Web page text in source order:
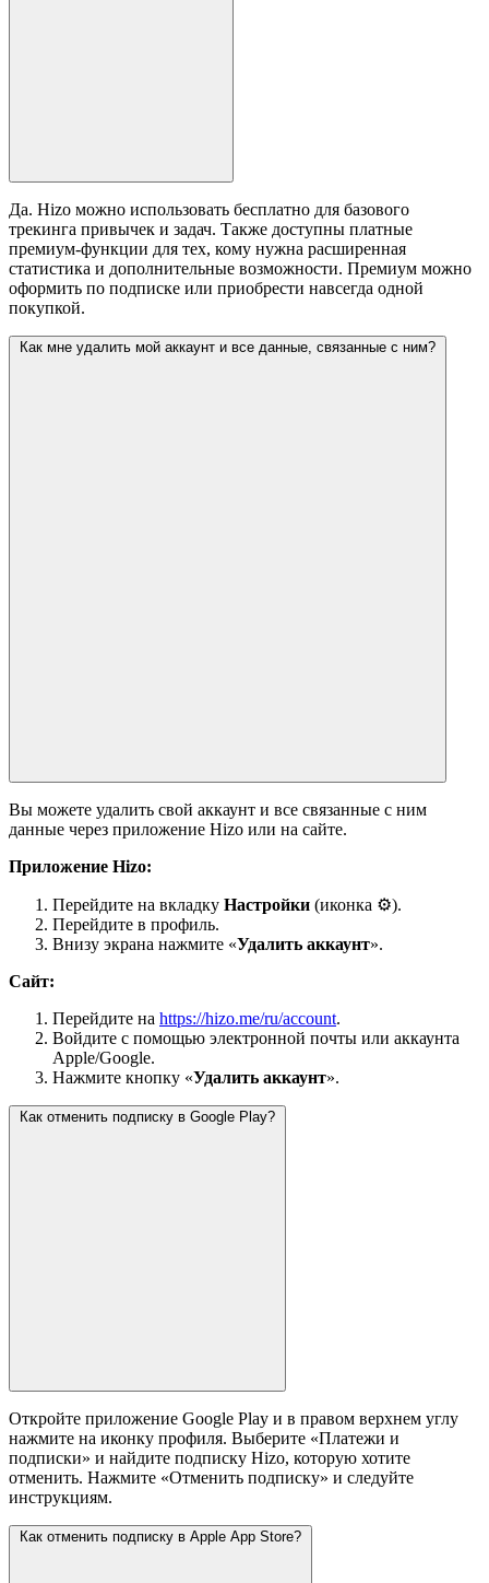
Да. Hizo можно использовать бесплатно для базового
трекинга привычек и задач. Также доступны платные
премиум-функции для тех, кому нужна расширенная
статистика и дополнительные возможности. Премиум можно
оформить по подписке или приобрести навсегда одной
покупкой.
Как мне удалить мой аккаунт и все данные, связанные с ним?
Вы можете удалить свой аккаунт и все связанные с ним
данные через приложение Hizo или на сайте.
Приложение Hizo:
Перейдите на вкладку Настройки (иконка ⚙).
Перейдите в профиль.
Внизу экрана нажмите «Удалить аккаунт».
Сайт:
Перейдите на https://hizo.me/ru/account.
Войдите с помощью электронной почты или аккаунта
Apple/Google.
Нажмите кнопку «Удалить аккаунт».
Как отменить подписку в Google Play?
Откройте приложение Google Play и в правом верхнем углу
нажмите на иконку профиля. Выберите «Платежи и
подписки» и найдите подписку Hizo, которую хотите
отменить. Нажмите «Отменить подписку» и следуйте
инструкциям.
Как отменить подписку в Apple App Store?